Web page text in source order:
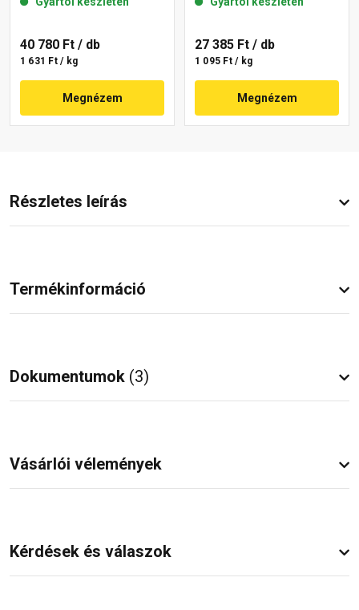
40 780 Ft / db
1 631 Ft / kg
Megnézem
27 385 Ft / db
1 095 Ft / kg
Megnézem
Részletes leírás
Termékinformáció
Dokumentumok (3)
Vásárlói vélemények
Kérdések és válaszok